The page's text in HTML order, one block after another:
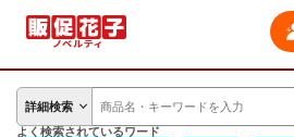
詳細検索
よく検索されているワード